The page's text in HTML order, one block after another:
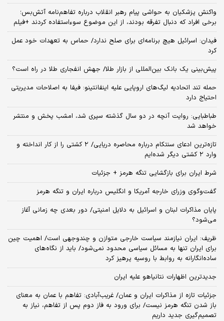
واکنش پزشکیان به حواشی پیام رهبر انقلاب درباره تفاهم‌نامه آتش‌بس؛
برخی افراد که دنبال تفرقه بودند، از این موضوع سوءاستفاده کردند +فیلم
فیدان: اسرائیل هیچ برنامه‌ای برای صلح ندارد/ حماس به تعهدات خود عمل
کرد
پیش‌بینی یک بانک بین‌المللی از بازار طلا/ جهش انفجاری طلا در راه است؟
حمله تند اتحادیه لیگ‌های اروپایی علیه اینفانتینو: فیفا به اصلاحات مدیریتی
احتیاج دارد
طباطبایی: روایت آنچه در دو سال گذشته سپری شد، امشب پخش و منتشر
خواهد شد
تازه‌ترین ادعای سنتکام درباره محاصره دریایی/ ۲ کشتی را از کار انداخته و
وارد ۲ کشتی دیگر شده‌ایم
شرط ایران برای بازگشایی تنگه هرمز + جزئیات
گفت‌وگوی وزرای خارجه آمریکا و انگلیس درباره ایران و تنگه هرمز
پایان مذاکرات لبنان و اسرائیل به دلایل امنیتی/ دور بعدی چه زمانی آغاز
می‌شود؟
ظریف: ایران نیازمند سیاست خارجی متوازن و چندوجهی است/ اهمیت چین
برای ایران تنها به مسائل سیاسی محدود نمی‌شود/ باید از نگاه‌های
ساده‌انگارانه به روابط با روسیه پرهیز کرد
جدیدترین اظهارات نتانیاهو علیه ایران
جزئیات تازه از مذاکرات ایران و عمان/ غریب‌آبادی: تفاهم با عمان به معنای
باز شدن تنگه هرمز نیست/ برای ورود به فاز دوم پس از تفاهم، نیاز به
تصمیم‌گیری جدید داریم